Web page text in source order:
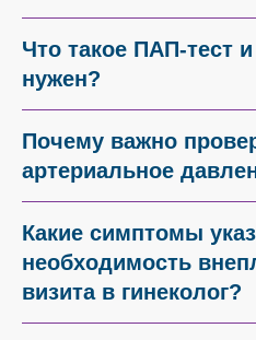
Что такое ПАП-тест
нужен?
Почему важно
артериальное
Какие симптомы
необходимость
визита в гинеколог?